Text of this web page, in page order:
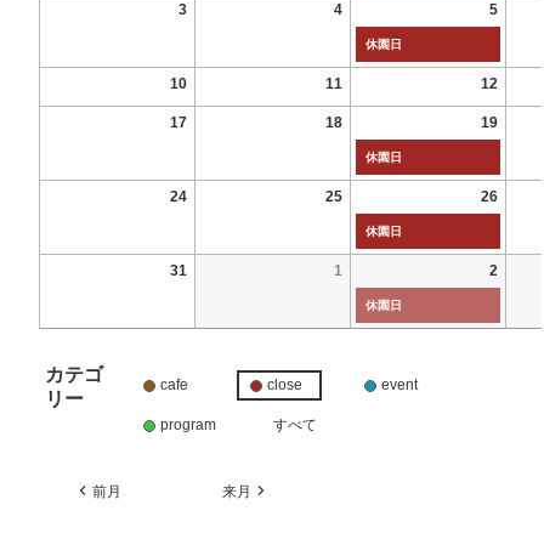
3 4 5
休園日
10 11 12
17 18 19
休園日
24 25 26
休園日
31 1 2
休園日
カテゴ
リー
cafe close event
program すべて
前月 来月